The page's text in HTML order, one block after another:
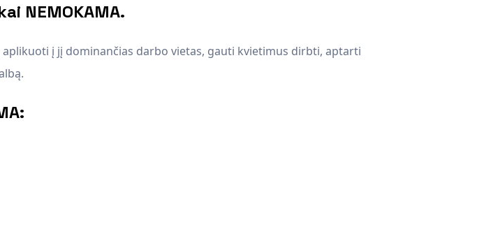
NEMOKAMA.
į jį dominančias darbo vietas, gauti kvietimus dirbti, aptarti